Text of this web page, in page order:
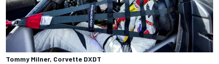
Tommy Milner, Corvette DXDT